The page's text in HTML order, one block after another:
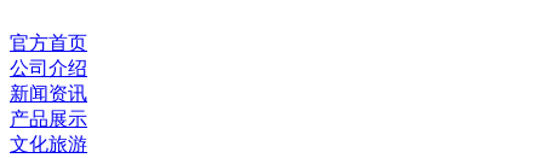
官方首页
公司介绍
新闻资讯
产品展示
文化旅游